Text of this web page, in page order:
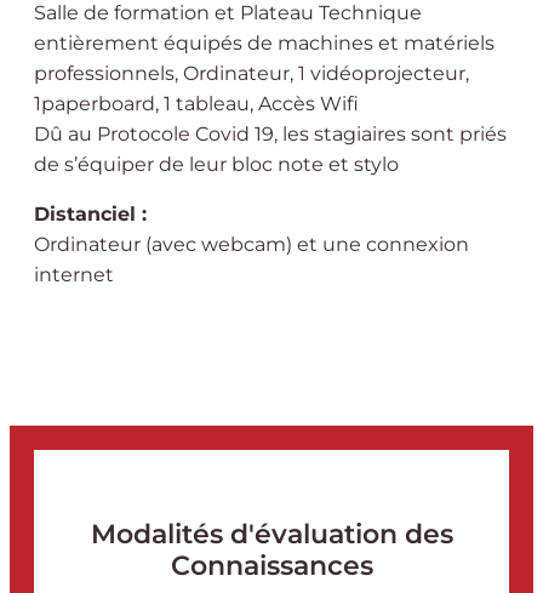
Salle de formation et Plateau Technique
entièrement équipés de machines et matériels
professionnels, Ordinateur, 1 vidéoprojecteur,
1paperboard, 1 tableau, Accès Wifi
Dû au Protocole Covid 19, les stagiaires sont priés
de s’équiper de leur bloc note et stylo
Distanciel :
Ordinateur (avec webcam) et une connexion
internet
Modalités d'évaluation des
Connaissances